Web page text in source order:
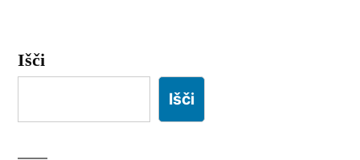
Išči
Išči